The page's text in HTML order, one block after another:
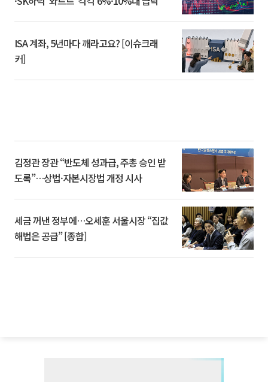
ISA 계좌, 5년마다 깨라고요? [이슈크래
커]
김정관 장관 “반도체 성과급, 주총 승인 받
도록”…상법·자본시장법 개정 시사
세금 꺼낸 정부에…오세훈 서울시장 “집값
해법은 공급” [종합]